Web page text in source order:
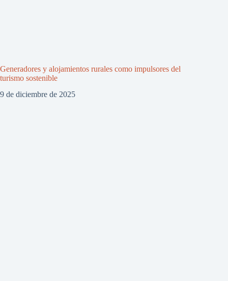
Generadores y alojamientos rurales como impulsores del
turismo sostenible
9 de diciembre de 2025